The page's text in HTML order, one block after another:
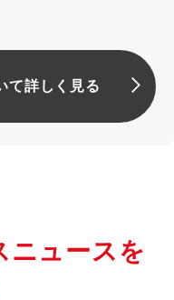
て詳しく見る
ニュースを